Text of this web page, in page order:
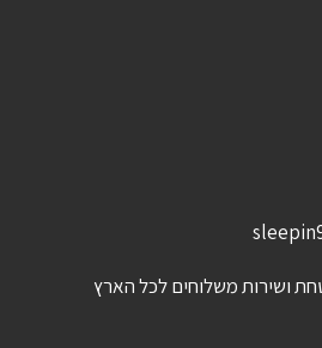
ושירות משלוחים לכל הארץ